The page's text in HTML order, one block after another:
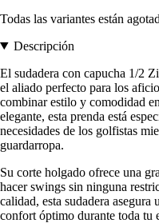
Todas las variantes están
Descripción
El sudadera con capucha 1/2
el aliado perfecto para los
combinar estilo y comodidad
elegante, esta prenda está
necesidades de los golfistas
guardarropa.
Su corte holgado ofrece una
hacer swings sin ninguna
calidad, esta sudadera
confort óptimo durante toda tu